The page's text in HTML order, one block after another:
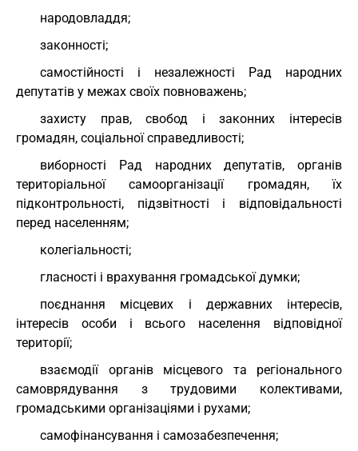
народовладдя;
законності;
самостійності і незалежності Рад народних
депутатів у межах своїх повноважень;
захисту прав, свобод і законних інтересів
громадян, соціальної справедливості;
виборності Рад народних депутатів, органів
територіальної самоорганізації громадян, їх
підконтрольності, підзвітності і відповідальності
перед населенням;
колегіальності;
гласності і врахування громадської думки;
поєднання місцевих і державних інтересів,
інтересів особи і всього населення відповідної
території;
взаємодії органів місцевого та регіонального
самоврядування з трудовими колективами,
громадськими організаціями і рухами;
самофінансування і самозабезпечення;